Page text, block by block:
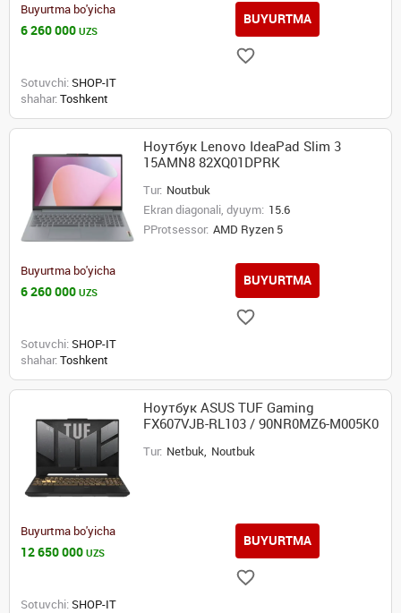
Buyurtma bo'yicha
6 260 000 UZS
BUYURTMA
Sotuvchi: SHOP-IT
shahar: Toshkent
Ноутбук Lenovo IdeaPad Slim 3
15AMN8 82XQ01DPRK
Tur: Noutbuk
Ekran diagonali, dyuym: 15.6
PProtsessor: AMD Ryzen 5
Buyurtma bo'yicha
6 260 000 UZS
BUYURTMA
Sotuvchi: SHOP-IT
shahar: Toshkent
Ноутбук ASUS TUF Gaming
FX607VJB-RL103 / 90NR0MZ6-M005K0
Tur: Netbuk, Noutbuk
Buyurtma bo'yicha
12 650 000 UZS
BUYURTMA
Sotuvchi: SHOP-IT